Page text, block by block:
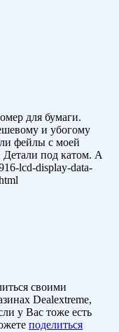
для бумаги.
и убогому
фейлы с моей
под катом. А
lcd-display-data-
своими
Dealextreme,
у Вас тоже есть
поделиться